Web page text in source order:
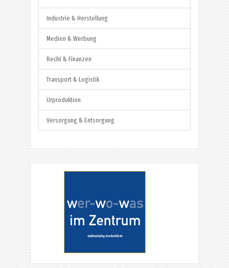
Industrie & Herstellung
Medien & Werbung
Recht & Finanzen
Transport & Logistik
Urproduktion
Versorgung & Entsorgung